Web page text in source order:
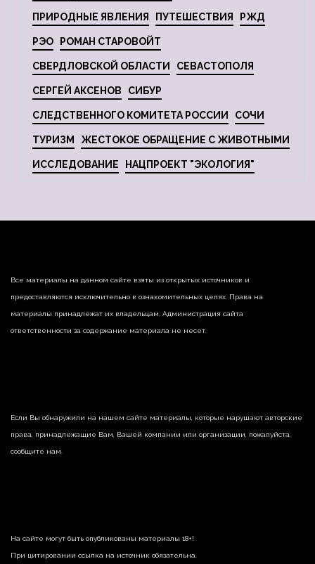
ПРИРОДНЫЕ ЯВЛЕНИЯ ПУТЕШЕСТВИЯ РЖД
РЭО РОМАН СТАРОВОЙТ
СВЕРДЛОВСКОЙ ОБЛАСТИ СЕВАСТОПОЛЯ
СЕРГЕЙ АКСЕНОВ СИБУР
СЛЕДСТВЕННОГО КОМИТЕТА РОССИИ СОЧИ
ТУРИЗМ ЖЕСТОКОЕ ОБРАЩЕНИЕ С ЖИВОТНЫМИ
ИССЛЕДОВАНИЕ НАЦПРОЕКТ "ЭКОЛОГИЯ"
Все материалы на данном сайте взяты из открытых источников и
предоставляются исключительно в ознакомительных целях. Права на
материалы принадлежат их владельцам. Администрация сайта
ответственности за содержание материала не несет.
Если Вы обнаружили на нашем сайте материалы, которые нарушают авторские
права, принадлежащие Вам, Вашей компании или организации, пожалуйста,
сообщите нам.
На сайте могут быть опубликованы материалы 18+!
При цитировании ссылка на источник обязательна.